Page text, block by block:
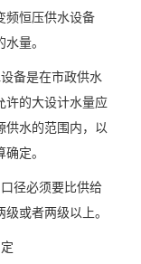
频恒压供水设备
量。
备是在市政供水
许的大设计水量应
供水的范围内，以
定。
径必须要比供给
或者两级以上。